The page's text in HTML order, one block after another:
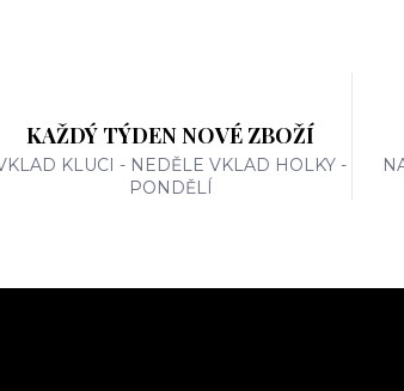
KAŽDÝ TÝDEN NOVÉ ZBOŽÍ
KLUCI - NEDĚLE VKLAD HOLKY -
PONDĚLÍ